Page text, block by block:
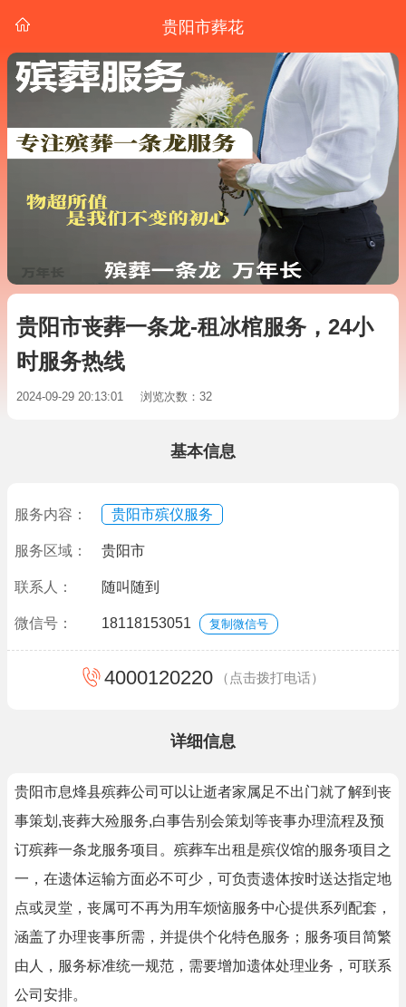
贵阳市葬花
贵阳市丧葬一条龙-租冰棺服务，24小
时服务热线
2024-09-29 20:13:01 浏览次数：32
基本信息
服务内容： 贵阳市殡仪服务
服务区域： 贵阳市
联系人： 随叫随到
微信号： 18118153051 复制微信号
4000120220 （点击拨打电话）
详细信息
贵阳市息烽县殡葬公司可以让逝者家属足不出门就了解到丧
事策划,丧葬大殓服务,白事告别会策划等丧事办理流程及预
订殡葬一条龙服务项目。殡葬车出租是殡仪馆的服务项目之
一，在遗体运输方面必不可少，可负责遗体按时送达指定地
点或灵堂，丧属可不再为用车烦恼服务中心提供系列配套，
涵盖了办理丧事所需，并提供个化特色服务；服务项目简繁
由人，服务标准统一规范，需要增加遗体处理业务，可联系
公司安排。